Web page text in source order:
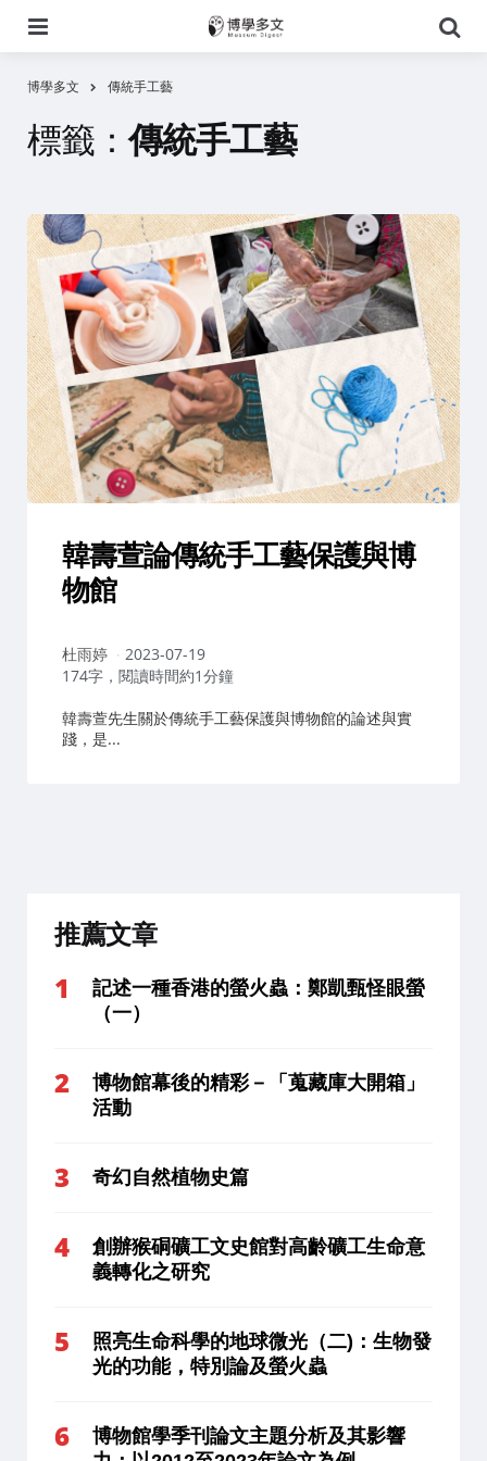
尋
博學多文 傳統手工藝
標籤：傳統手工藝
韓壽萱論傳統手工藝保護與博
物館
作
者：
杜雨婷
2023-07-19
174字，閱讀時間約1分鐘
韓壽萱先生關於傳統手工藝保護與博物館的論述與實
踐，是...
推薦文章
記述一種香港的螢火蟲：鄭凱甄怪眼螢
（一）
博物館幕後的精彩－「蒐藏庫大開箱」
活動
奇幻自然植物史篇
創辦猴硐礦工文史館對高齡礦工生命意
義轉化之研究
照亮生命科學的地球微光（二)：生物發
光的功能，特別論及螢火蟲
博物館學季刊論文主題分析及其影響